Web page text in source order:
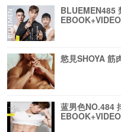
BLUEMEN485
EBOOK+VIDEO
慾見SHOYA 筋
蓝男色NO.484
EBOOK+VIDEO